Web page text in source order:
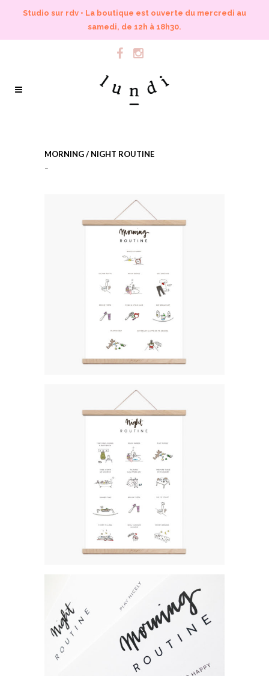
Studio sur rdv • La boutique est ouverte du mercredi au
samedi, de 12h à 18h30.
MORNING / NIGHT ROUTINE
–